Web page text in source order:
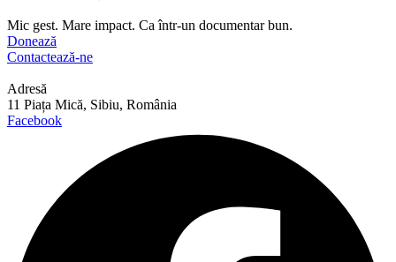
Mic gest. Mare impact. Ca într-un documentar bun.
Donează
Contactează-ne
Adresă
11 Piața Mică, Sibiu, România
Facebook